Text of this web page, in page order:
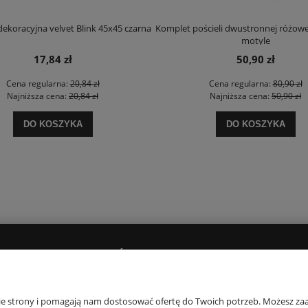
velvet Blink 45x45 czarna
17,84 zł
Cena regularna:20,84 zł
Najniższa cena: 20,84 zł
DO KOSZYKA
Komplet pościeli dwustronnej
motyle
50,90 zł
Cena regularna:80,90 zł
Najniższa cena: 50,90 zł
DO KOSZYKA
Dostawy i płatności Kontakt i dane
strony i pomagają nam dostosować ofertę do Twoich potrzeb. Możesz